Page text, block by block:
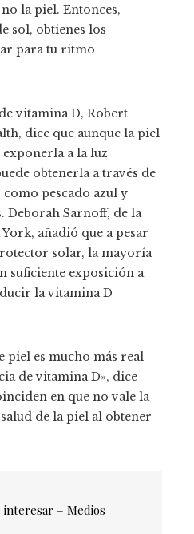
la piel. Entonces,
sol, obtienes los
para tu ritmo
vitamina D, Robert
dice que aunque la piel
a la luz
obtenerla a través de
pescado azul y
Sarnoff, de la
añadió que a pesar
solar, la mayoría
suficiente exposición a
la vitamina D
piel es mucho más real
de vitamina D», dice
en que no vale la
de la piel al obtener
– Medios